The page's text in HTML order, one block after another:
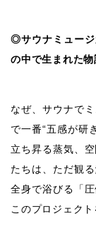
◎サウナミュー
の中で生まれた物
なぜ、サウナで
で一番“五感が研
立ち昇る蒸気、
たちは、ただ観
全身で浴びる「
このプロジェクト